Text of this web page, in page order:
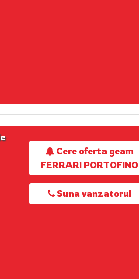
Cere oferta geam
FERRARI PORTOFINO
Suna vanzatorul